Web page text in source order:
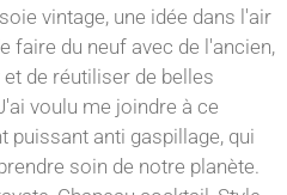
vintage, une idée dans l'air
faire du neuf avec de l'ancien,
de réutiliser de belles
voulu me joindre à ce
puissant anti gaspillage, qui
soin de notre planète.